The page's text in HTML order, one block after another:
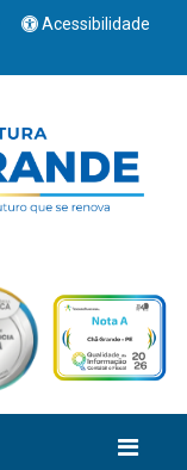
Acessibilidade